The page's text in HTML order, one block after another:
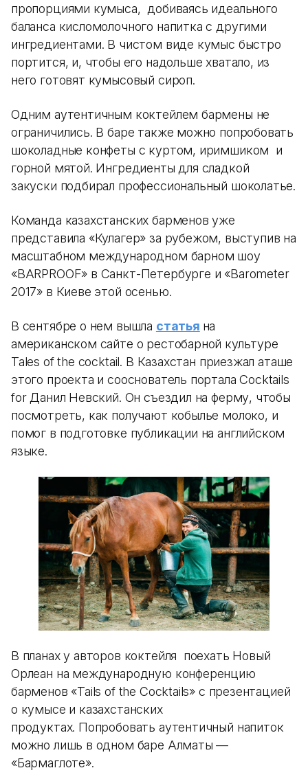
пропорциями кумыса, добиваясь идеального
баланса кисломолочного напитка с другими
ингредиентами. В чистом виде кумыс быстро
портится, и, чтобы его надольше хватало, из
него готовят кумысовый сироп.
Одним аутентичным коктейлем бармены не
ограничились. В баре также можно попробовать
шоколадные конфеты с куртом, иримшиком и
горной мятой. Ингредиенты для сладкой
закуски подбирал профессиональный шоколатье.
Команда казахстанских барменов уже
представила «Кулагер» за рубежом, выступив на
масштабном международном барном шоу
«BARPROOF» в Санкт-Петербурге и «Barometer
2017» в Киеве этой осенью.
В сентябре о нем вышла статья на
американском сайте о рестобарной культуре
Tales of the cocktail. В Казахстан приезжал аташе
этого проекта и сооснователь портала Cocktails
for Данил Невский. Он съездил на ферму, чтобы
посмотреть, как получают кобылье молоко, и
помог в подготовке публикации на английском
языке.
В планах у авторов коктейля поехать Новый
Орлеан на международную конференцию
барменов «Tails of the Cocktails» с презентацией
о кумысе и казахстанских
продуктах. Попробовать аутентичный напиток
можно лишь в одном баре Алматы —
«Бармаглоте».